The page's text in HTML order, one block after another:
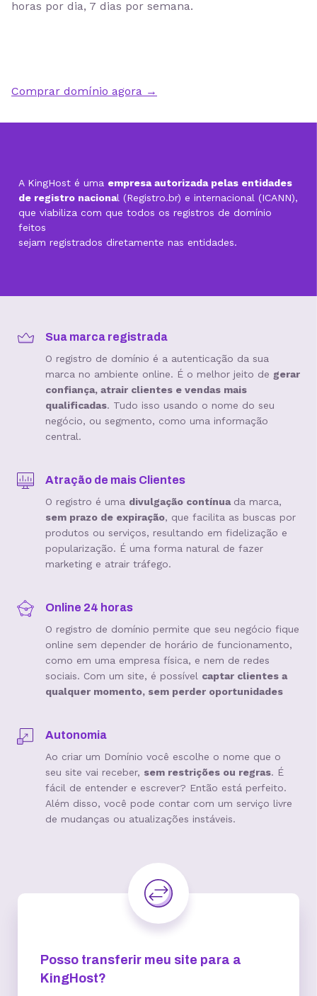
horas por dia, 7 dias por semana.
Comprar domínio agora →
A KingHost é uma empresa autorizada pelas entidades
de registro nacional (Registro.br) e internacional (ICANN),
que viabiliza com que todos os registros de domínio
feitos
sejam registrados diretamente nas entidades.
Sua marca registrada
O registro de domínio é a autenticação da sua
marca no ambiente online. É o melhor jeito de gerar
confiança, atrair clientes e vendas mais
qualificadas. Tudo isso usando o nome do seu
negócio, ou segmento, como uma informação
central.
Atração de mais Clientes
O registro é uma divulgação contínua da marca,
sem prazo de expiração, que facilita as buscas por
produtos ou serviços, resultando em fidelização e
popularização. É uma forma natural de fazer
marketing e atrair tráfego.
Online 24 horas
O registro de domínio permite que seu negócio fique
online sem depender de horário de funcionamento,
como em uma empresa física, e nem de redes
sociais. Com um site, é possível captar clientes a
qualquer momento, sem perder oportunidades
Autonomia
Ao criar um Domínio você escolhe o nome que o
seu site vai receber, sem restrições ou regras. É
fácil de entender e escrever? Então está perfeito.
Além disso, você pode contar com um serviço livre
de mudanças ou atualizações instáveis.
Posso transferir meu site para a
KingHost?